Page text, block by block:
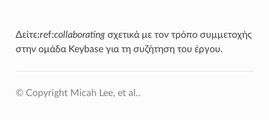
Δείτε:ref:collaboratingσχετικά με τον τρόπο συμμετοχής
στην ομάδα Keybase για τη συζήτηση του έργου.
© Copyright Micah Lee, et al..